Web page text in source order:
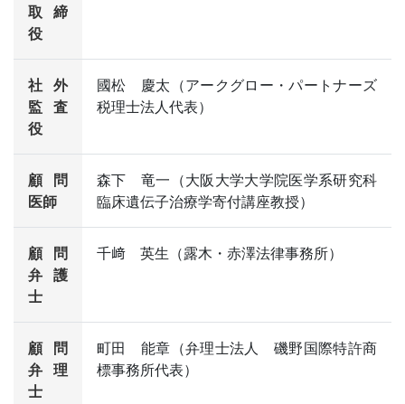
取締
役
社外
監査
役
國松 慶太（アークグロー・パートナーズ
税理士法人代表）
顧問
医師
森下 竜一（大阪大学大学院医学系研究科
臨床遺伝子治療学寄付講座教授）
顧問
弁護
士
千﨑 英生（露木・赤澤法律事務所）
顧問
弁理
士
町田 能章（弁理士法人 磯野国際特許商
標事務所代表）